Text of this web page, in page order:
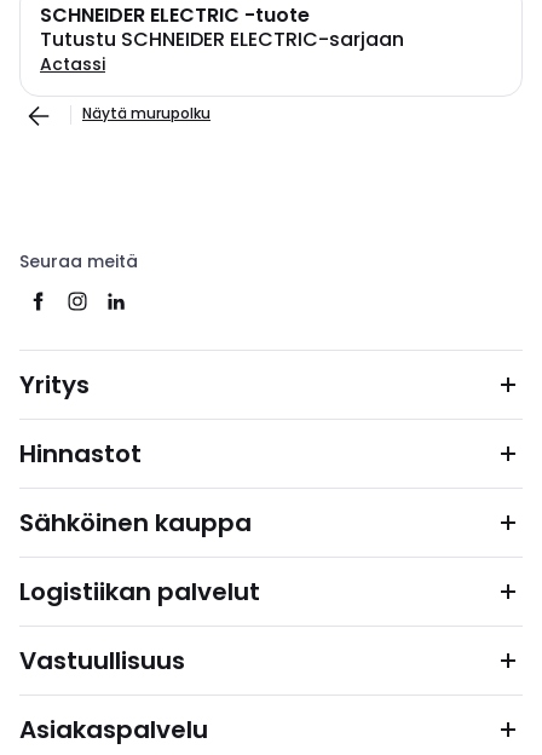
SCHNEIDER ELECTRIC -tuote
Tutustu SCHNEIDER ELECTRIC-sarjaan
Actassi
Näytä murupolku
Seuraa meitä
Yritys
Hinnastot
Sähköinen kauppa
Logistiikan palvelut
Vastuullisuus
Asiakaspalvelu